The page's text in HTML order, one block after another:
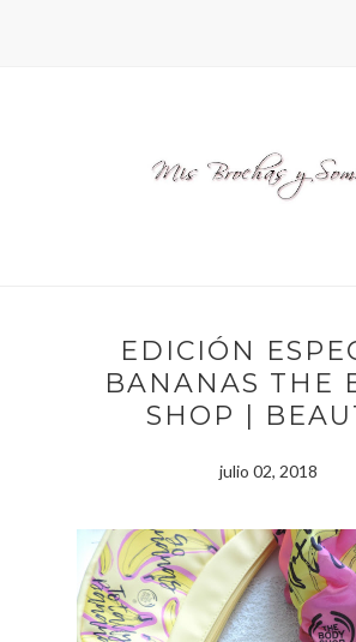
EDICIÓN
BANANAS THE
SHOP |
julio 02, 2018